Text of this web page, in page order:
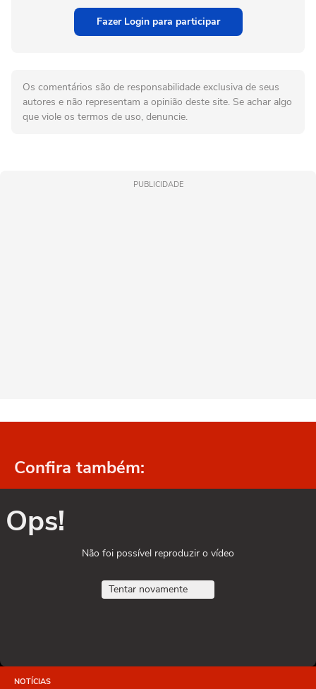
Fazer Login para participar
Os comentários são de responsabilidade exclusiva de seus
autores e não representam a opinião deste site. Se achar algo
que viole os termos de uso, denuncie.
PUBLICIDADE
Confira também:
Ops!
Não foi possível reproduzir o vídeo
Tentar novamente
NOTÍCIAS